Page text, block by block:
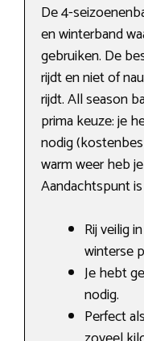
De 4-
en winterband
gebruiken. De
rijdt en niet of
rijdt. All season
prima keuze: je
nodig
warm weer heb
Aandachtspunt
Rij veilig
winterse
Je hebt
nodig.
Perfect